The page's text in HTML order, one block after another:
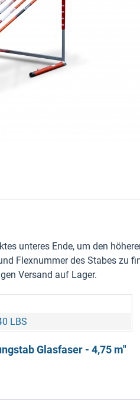
unteres Ende, um den
Flexnummer des Stabes
Versand auf Lager.
LBS
Glasfaser - 4,75 m"